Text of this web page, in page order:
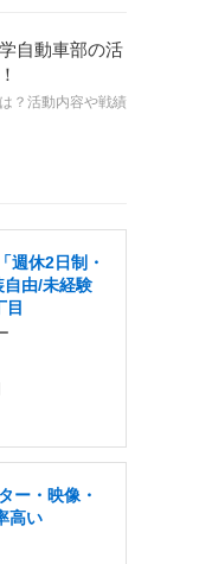
自動車部の活
？活動内容や戦績
週休2日制・
由/未経験
目
ー・映像・
高い